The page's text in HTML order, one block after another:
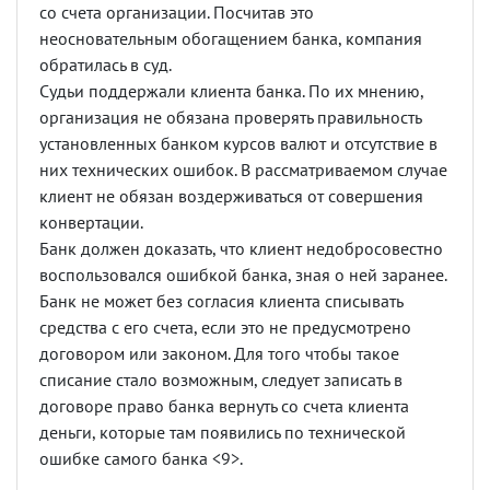
со счета организации. Посчитав это
неосновательным обогащением банка, компания
обратилась в суд.
Судьи поддержали клиента банка. По их мнению,
организация не обязана проверять правильность
установленных банком курсов валют и отсутствие в
них технических ошибок. В рассматриваемом случае
клиент не обязан воздерживаться от совершения
конвертации.
Банк должен доказать, что клиент недобросовестно
воспользовался ошибкой банка, зная о ней заранее.
Банк не может без согласия клиента списывать
средства с его счета, если это не предусмотрено
договором или законом. Для того чтобы такое
списание стало возможным, следует записать в
договоре право банка вернуть со счета клиента
деньги, которые там появились по технической
ошибке самого банка <9>.